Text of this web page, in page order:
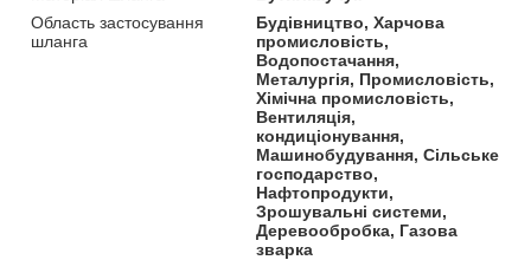
Область застосування
шланга
Будівництво, Харчова
промисловість,
Водопостачання,
Металургія, Промисловість,
Хімічна промисловість,
Вентиляція,
кондиціонування,
Машинобудування, Сільське
господарство,
Нафтопродукти,
Зрошувальні системи,
Деревообробка, Газова
зварка